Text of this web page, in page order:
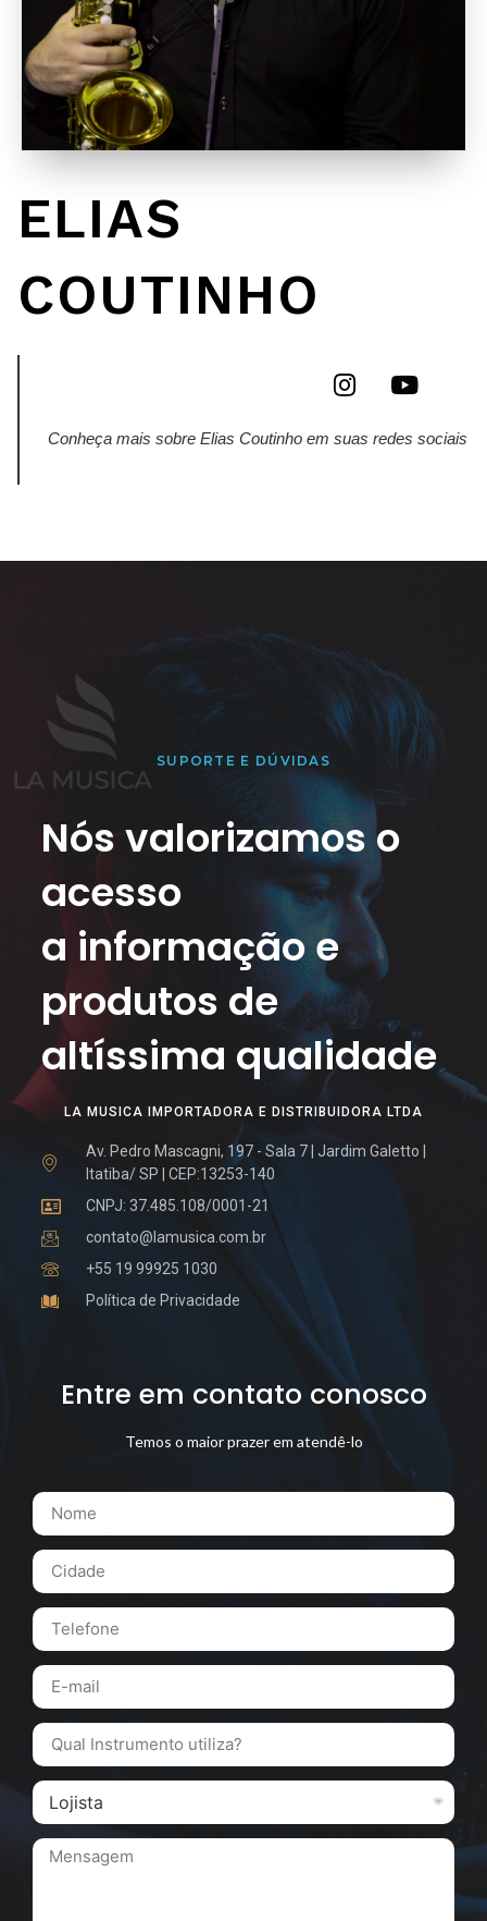
ELIAS
COUTINHO
Conheça mais sobre Elias Coutinho em suas redes sociais
SUPORTE E DÚVIDAS
Nós valorizamos o
acesso
a informação e
produtos de
altíssima qualidade
LA MUSICA IMPORTADORA E DISTRIBUIDORA LTDA
Av. Pedro Mascagni, 197 - Sala 7 | Jardim Galetto |
Itatiba/ SP | CEP:13253-140
CNPJ: 37.485.108/0001-21
contato@lamusica.com.br
+55 19 99925 1030
Política de Privacidade
Entre em contato conosco
Temos o maior prazer em atendê-lo